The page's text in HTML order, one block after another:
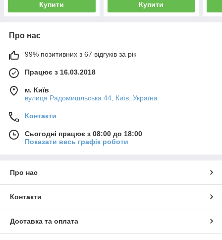
Купити Купити
Про нас
99% позитивних з 67 відгуків за рік
Працює з 16.03.2018
м. Київ
вулиця Радомишльська 44, Київ, Україна
Контакти
Сьогодні працює з 08:00 до 18:00
Показати весь графік роботи
Про нас
Контакти
Доставка та оплата